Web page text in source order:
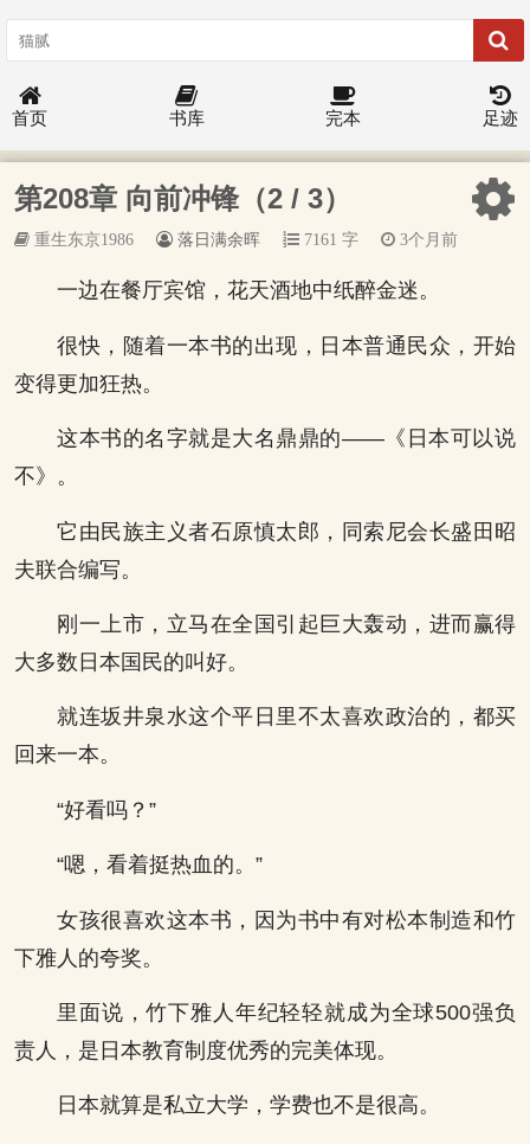
首页 书库 完本 足迹
第208章 向前冲锋（2 / 3）
重生东京1986 落日满余晖 7161 字 3个月前
一边在餐厅宾馆，花天酒地中纸醉金迷。
很快，随着一本书的出现，日本普通民众，开始
变得更加狂热。
这本书的名字就是大名鼎鼎的——《日本可以说
不》。
它由民族主义者石原慎太郎，同索尼会长盛田昭
夫联合编写。
刚一上市，立马在全国引起巨大轰动，进而赢得
大多数日本国民的叫好。
就连坂井泉水这个平日里不太喜欢政治的，都买
回来一本。
“好看吗？”
“嗯，看着挺热血的。”
女孩很喜欢这本书，因为书中有对松本制造和竹
下雅人的夸奖。
里面说，竹下雅人年纪轻轻就成为全球500强负
责人，是日本教育制度优秀的完美体现。
日本就算是私立大学，学费也不是很高。